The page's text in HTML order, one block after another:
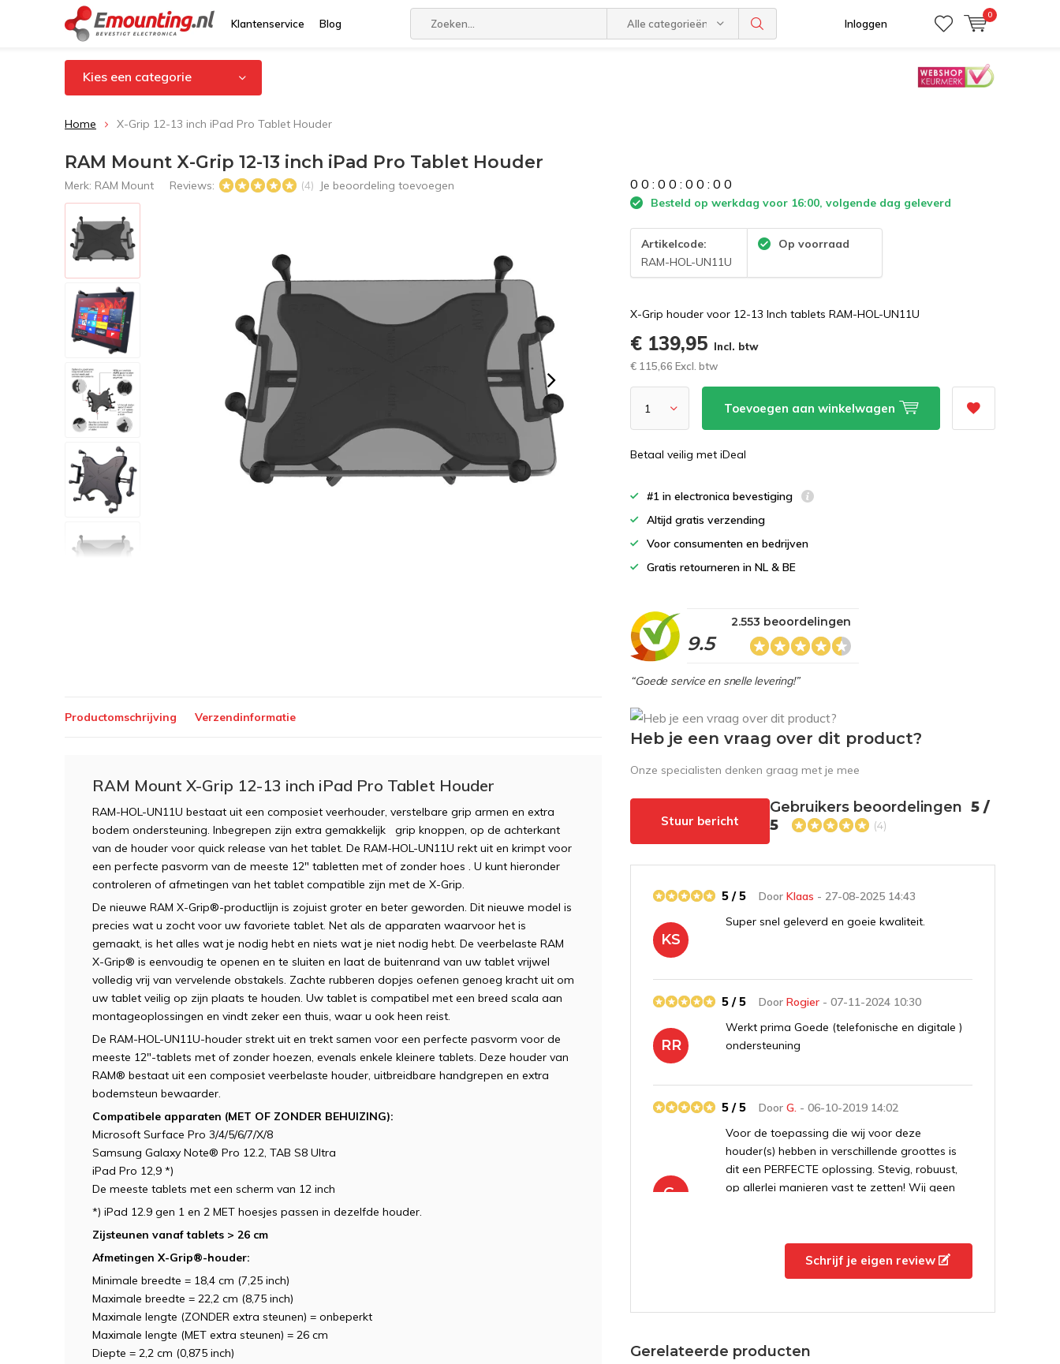
Klantenservice Blog Alle categorieën Inloggen
0
Kies een categorie
Home X-Grip 12-13 inch iPad Pro Tablet Houder
RAM Mount X-Grip 12-13 inch iPad Pro Tablet Houder
Merk: RAM Mount Reviews: (4) Je beoordeling toevoegen 0 0 :0 0 :0 0 :0 0
Besteld op werkdag voor 16:00, volgende dag geleverd
Artikelcode:
RAM-HOL-UN11U
Op voorraad
X-Grip houder voor 12-13 Inch tablets RAM-HOL-UN11U
€ 139,95 Incl. btw
€ 115,66 Excl. btw
Toevoegen aan winkelwagen
Betaal veilig met iDeal
#1 in electronica bevestiging
Altijd gratis verzending
Voor consumenten en bedrijven
Gratis retourneren in NL & BE
9.5
2.553 beoordelingen
“Goede service en snelle levering!”
Productomschrijving Verzendinformatie
RAM Mount X-Grip 12-13 inch iPad Pro Tablet Houder
RAM-HOL-UN11U bestaat uit een composiet veerhouder, verstelbare grip armen en extra
bodem ondersteuning. Inbegrepen zijn extra gemakkelijk grip knoppen, op de achterkant
van de houder voor quick release van het tablet. De RAM-HOL-UN11U rekt uit en krimpt voor
een perfecte pasvorm van de meeste 12" tabletten met of zonder hoes . U kunt hieronder
controleren of afmetingen van het tablet compatible zijn met de X-Grip.
De nieuwe RAM X-Grip®-productlijn is zojuist groter en beter geworden. Dit nieuwe model is
precies wat u zocht voor uw favoriete tablet. Net als de apparaten waarvoor het is
gemaakt, is het alles wat je nodig hebt en niets wat je niet nodig hebt. De veerbelaste RAM
X-Grip® is eenvoudig te openen en te sluiten en laat de buitenrand van uw tablet vrijwel
volledig vrij van vervelende obstakels. Zachte rubberen dopjes oefenen genoeg kracht uit om
uw tablet veilig op zijn plaats te houden. Uw tablet is compatibel met een breed scala aan
montageoplossingen en vindt zeker een thuis, waar u ook heen reist.
De RAM-HOL-UN11U-houder strekt uit en trekt samen voor een perfecte pasvorm voor de
meeste 12"-tablets met of zonder hoezen, evenals enkele kleinere tablets. Deze houder van
RAM® bestaat uit een composiet veerbelaste houder, uitbreidbare handgrepen en extra
bodemsteun bewaarder.
Compatibele apparaten (MET OF ZONDER BEHUIZING):
Microsoft Surface Pro 3/4/5/6/7/X/8
Samsung Galaxy Note® Pro 12.2, TAB S8 Ultra
iPad Pro 12,9 *)
De meeste tablets met een scherm van 12 inch
*) iPad 12.9 gen 1 en 2 MET hoesjes passen in dezelfde houder.
Zijsteunen vanaf tablets > 26 cm
Afmetingen X-Grip®-houder:
Minimale breedte = 18,4 cm (7,25 inch)
Maximale breedte = 22,2 cm (8,75 inch)
Maximale lengte (ZONDER extra steunen) = onbeperkt
Maximale lengte (MET extra steunen) = 26 cm
Diepte = 2,2 cm (0,875 inch)
Heb je een vraag over dit product?
Onze specialisten denken graag met je mee
Stuur bericht
Gebruikers beoordelingen 5 /
5
(4)
KS
DoorKlaas - 27-08-2025 14:43
5 / 5
Super snel geleverd en goeie kwaliteit.
RR
DoorRogier - 07-11-2024 10:30
5 / 5
Werkt prima Goede (telefonische en digitale )
ondersteuning
G.
DoorG. - 06-10-2019 14:02
5 / 5
Voor de toepassing die wij voor deze
houder(s) hebben in verschillende groottes is
dit een PERFECTE oplossing. Stevig, robuust,
op allerlei manieren vast te zetten! Wij geen
Roel- 26-03-2019 13:24
De tablet is stevig vastgeklemd, dus ideaal
Schrijf je eigen review
Gerelateerde producten